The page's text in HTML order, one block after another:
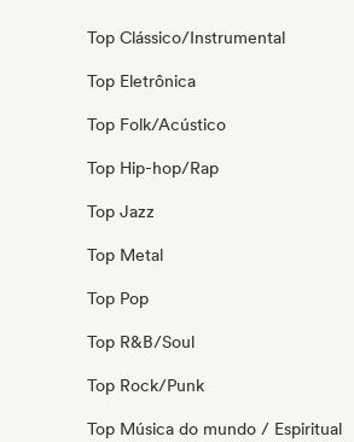
Top Clássico/Instrumental
Top Eletrônica
Top Folk/Acústico
Top Hip-hop/Rap
Top Jazz
Top Metal
Top Pop
Top R&B/Soul
Top Rock/Punk
Top Música do mundo / Espiritual